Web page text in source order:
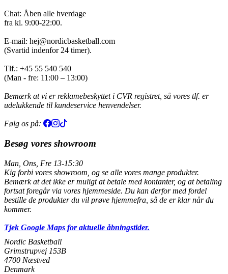
Chat: Åben alle hverdage
fra kl. 9:00-22:00.
E-mail: hej@nordicbasketball.com
(Svartid indenfor 24 timer).
Tlf.: +45 55 540 540
(Man - fre: 11:00 – 13:00)
Bemærk at vi er reklamebeskyttet i CVR registret, så vores tlf. er
udelukkende til kundeservice henvendelser.
Følg os på:
Besøg vores showroom
Man, Ons, Fre 13-15:30
Kig forbi vores showroom, og se alle vores mange produkter.
Bemærk at det ikke er muligt at betale med kontanter, og at betaling
fortsat foregår via vores hjemmeside. Du kan derfor med fordel
bestille de produkter du vil prøve hjemmefra, så de er klar når du
kommer.
Tjek Google Maps for aktuelle åbningstider.
Nordic Basketball
Grimstrupvej 153B
4700 Næstved
Denmark